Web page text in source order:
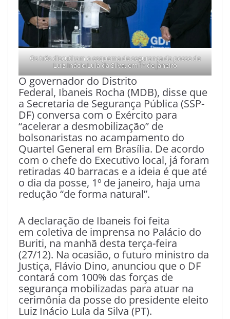
Os três discutiram o esquema de segurança da posse de
Luiz Inácio Lula da Silva, em 1º de janeiro
O governador do Distrito
Federal, Ibaneis Rocha (MDB), disse que
a Secretaria de Segurança Pública (SSP-
DF) conversa com o Exército para
“acelerar a desmobilização” de
bolsonaristas no acampamento do
Quartel General em Brasília. De acordo
com o chefe do Executivo local, já foram
retiradas 40 barracas e a ideia é que até
o dia da posse, 1º de janeiro, haja uma
redução “de forma natural”.
A declaração de Ibaneis foi feita
em coletiva de imprensa no Palácio do
Buriti, na manhã desta terça-feira
(27/12). Na ocasião, o futuro ministro da
Justiça, Flávio Dino, anunciou que o DF
contará com 100% das forças de
segurança mobilizadas para atuar na
cerimônia da posse do presidente eleito
Luiz Inácio Lula da Silva (PT).